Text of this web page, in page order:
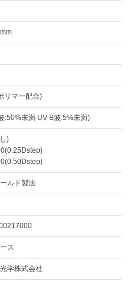
リマー配合)
:50%未満 UV-B波:5%未満)
)
ルド製法
ス
学株式会社